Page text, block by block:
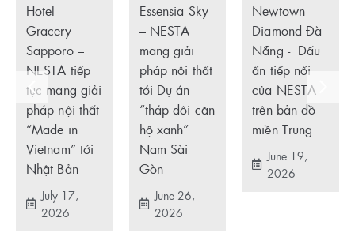
Hotel
Gracery
Sapporo –
NESTA tiếp
tục mang giải
pháp nội thất
“Made in
Vietnam” tới
Nhật Bản
July 17,
2026
Essensia Sky
– NESTA
mang giải
pháp nội thất
tới Dự án
“tháp đôi căn
hộ xanh”
Nam Sài
Gòn
June 26,
2026
Newtown
Diamond Đà
Nẵng - Dấu
ấn tiếp nối
của NESTA
trên bản đồ
miền Trung
June 19,
2026